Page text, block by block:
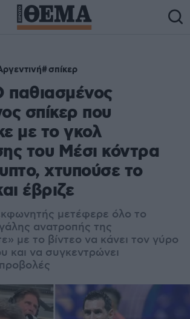
σπίκερ
παθιασμένος
σπίκερ που
με το γκολ
του Μέσι κόντρα
χτυπούσε το
έβριζε
μετέφερε όλο το
ανατροπής της
με το βίντεο να κάνει τον γύρο
και να συγκεντρώνει